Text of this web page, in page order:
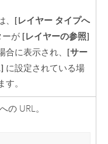
[レイヤー タイプへ
ーが [レイヤーの参照]
合に表示され、 [サー
に設定されている場
。
の URL。